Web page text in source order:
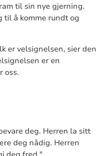
til sin nye gjerning.
til å komme rundt og
er velsignelsen, sier den
er en
oss.
deg. Herren la sitt
deg nådig. Herren